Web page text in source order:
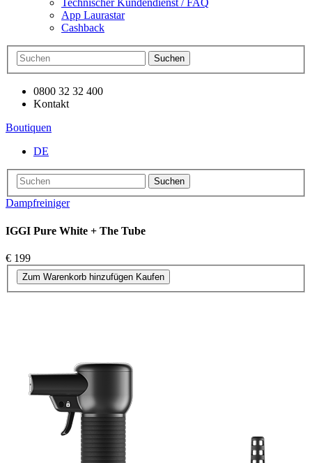
Technischer Kundendienst / FAQ
App Laurastar
Cashback
Suchen
0800 32 32 400
Kontakt
Boutiquen
DE
Suchen
Dampfreiniger
IGGI Pure White + The Tube
€ 199
Zum Warenkorb hinzufügen Kaufen